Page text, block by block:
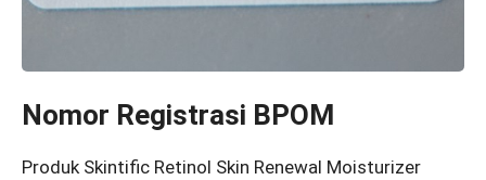
Nomor Registrasi BPOM
Produk Skintific Retinol Skin Renewal Moisturizer